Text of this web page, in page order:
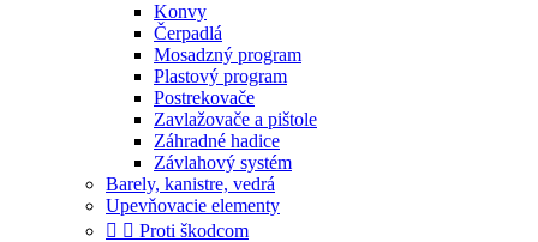
Konvy
Čerpadlá
Mosadzný program
Plastový program
Postrekovače
Zavlažovače a pištole
Záhradné hadice
Závlahový systém
Barely, kanistre, vedrá
Upevňovacie elementy
  Proti škodcom